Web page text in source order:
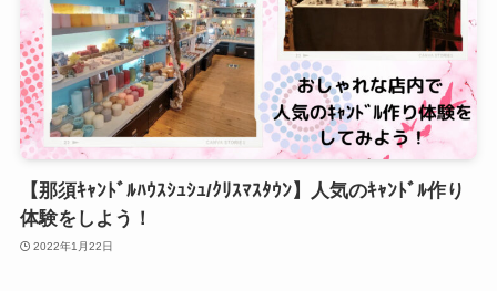
【那須ｷｬﾝﾄﾞﾙﾊｳｽｼｭｼｭ/ｸﾘｽﾏｽﾀｳﾝ】人気のｷｬﾝﾄﾞﾙ作り
体験をしよう！
2022年1月22日